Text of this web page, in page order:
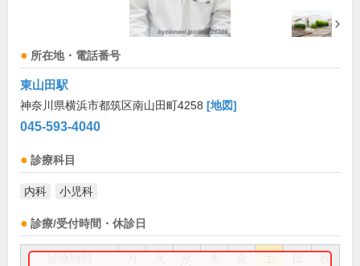
所在地・電話番号
東山田駅
神奈川県横浜市都筑区南山田町4258 [地図]
045-593-4040
診療科目
内科 小児科
診療/受付時間・休診日
祝